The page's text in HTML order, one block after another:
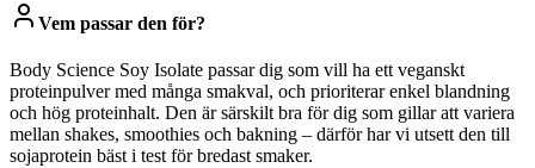
Vem passar den för?
Body Science Soy Isolate passar dig som vill ha ett veganskt
proteinpulver med många smakval, och prioriterar enkel blandning
och hög proteinhalt. Den är särskilt bra för dig som gillar att variera
mellan shakes, smoothies och bakning – därför har vi utsett den till
sojaprotein bäst i test för bredast smaker.